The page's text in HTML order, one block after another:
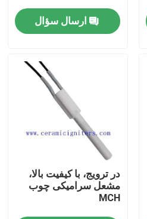
ارسال سؤال
در ترویج، با کیفیت بالا،
مشعل سرامیکی چوب
MCH